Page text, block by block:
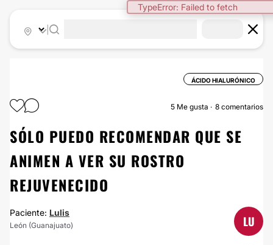
TypeError: Failed to fetch
ÁCIDO HIALURÓNICO
5 Me gusta 8 comentarios
SÓLO PUEDO RECOMENDAR QUE SE
ANIMEN A VER SU ROSTRO
REJUVENECIDO
Paciente: Lulis
León (Guanajuato) LU